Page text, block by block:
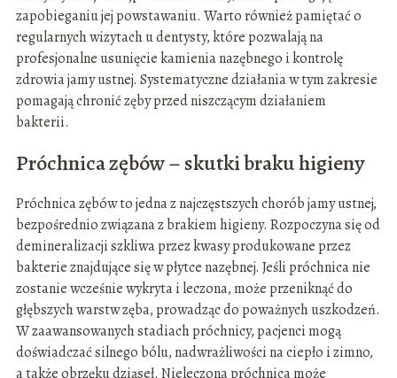
zapobieganiu jej powstawaniu. Warto również pamiętać o
regularnych wizytach u dentysty, które pozwalają na
profesjonalne usunięcie kamienia nazębnego i kontrolę
zdrowia jamy ustnej. Systematyczne działania w tym zakresie
pomagają chronić zęby przed niszczącym działaniem
bakterii.
Próchnica zębów – skutki braku higieny
Próchnica zębów to jedna z najczęstszych chorób jamy ustnej,
bezpośrednio związana z brakiem higieny. Rozpoczyna się od
demineralizacji szkliwa przez kwasy produkowane przez
bakterie znajdujące się w płytce nazębnej. Jeśli próchnica nie
zostanie wcześnie wykryta i leczona, może przeniknąć do
głębszych warstw zęba, prowadząc do poważnych uszkodzeń.
W zaawansowanych stadiach próchnicy, pacjenci mogą
doświadczać silnego bólu, nadwrażliwości na ciepło i zimno,
a także obrzęku dziąseł. Nieleczona próchnica może